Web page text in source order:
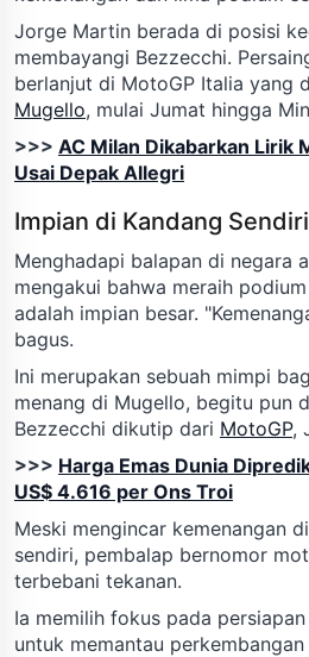
Jorge Martin berada di posisi
membayangi Bezzecchi.
berlanjut di MotoGP Italia yang
Mugello, mulai Jumat hingga
>>> AC Milan Dikabarkan Lirik
Usai Depak Allegri
Impian di Kandang Sendiri
Menghadapi balapan di negara
mengakui bahwa meraih
adalah impian besar.
bagus.
Ini merupakan sebuah mimpi
menang di Mugello, begitu pun
Bezzecchi dikutip dari MotoGP,
>>> Harga Emas Dunia
US$ 4.616 per Ons Troi
Meski mengincar kemenangan
sendiri, pembalap bernomor
terbebani tekanan.
Ia memilih fokus pada
untuk memantau